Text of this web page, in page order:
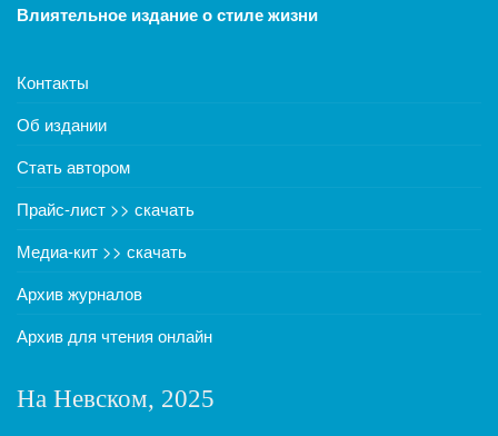
Влиятельное издание о стиле жизни
Контакты
Об издании
Стать автором
Прайс-лист >> скачать
Медиа-кит >> скачать
Архив журналов
Архив для чтения онлайн
На Невском, 2025